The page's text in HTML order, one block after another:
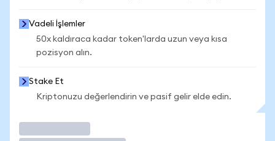
Vadeli İşlemler
50x kaldıraca kadar token'larda uzun veya kısa
pozisyon alın.
Stake Et
Kriptonuzu değerlendirin ve pasif gelir elde edin.